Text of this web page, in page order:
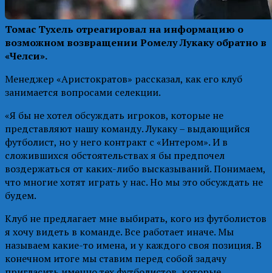
Томас Тухель отреагировал на информацию о
возможном возвращении Ромелу Лукаку обратно в
«Челси».
Менеджер «Аристократов» рассказал, как его клуб
занимается вопросами селекции.
«Я бы не хотел обсуждать игроков, которые не
представляют нашу команду. Лукаку – выдающийся
футболист, но у него контракт с «Интером». И в
сложившихся обстоятельствах я бы предпочел
воздержаться от каких-либо высказываний. Понимаем,
что многие хотят играть у нас. Но мы это обсуждать не
будем.
Клуб не предлагает мне выбирать, кого из футболистов
я хочу видеть в команде. Все работает иначе. Мы
называем какие-то имена, и у каждого своя позиция. В
конечном итоге мы ставим перед собой задачу